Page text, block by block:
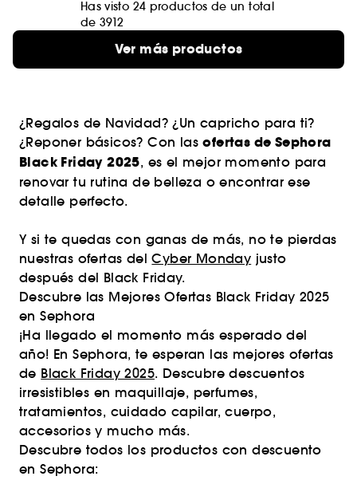
Has visto 24 productos de un total
de 3912
Ver más productos
¿Regalos de Navidad? ¿Un capricho para ti?
¿Reponer básicos? Con lasofertas de Sephora
Black Friday 2025, es el mejor momento para
renovar tu rutina de belleza o encontrar ese
detalle perfecto.
Y si te quedas con ganas de más, no te pierdas
nuestras ofertas delCyber Monday justo
después del Black Friday.
Descubre las Mejores Ofertas Black Friday 2025
en Sephora
¡Ha llegado el momento más esperado del
año! En Sephora, te esperan las mejores ofertas
de Black Friday 2025. Descubre descuentos
irresistibles en maquillaje, perfumes,
tratamientos, cuidado capilar, cuerpo,
accesorios y mucho más.
Descubre todos los productos con descuento
en Sephora: